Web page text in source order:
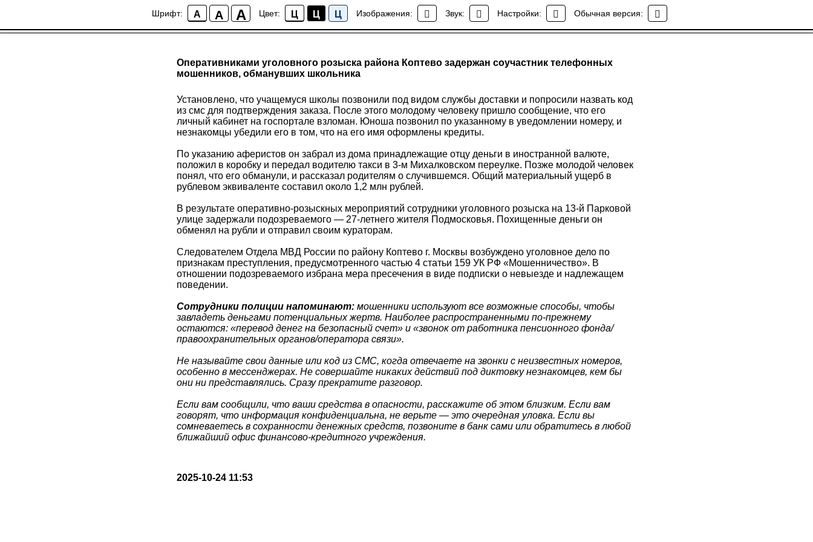
Шрифт: A A A Цвет: Ц Ц Ц Изображения: Звук: Настройки: Обычная версия:
Новости района Коптево
Оперативниками уголовного розыска района Коптево задержан соучастник телефонных
мошенников, обманувших школьника
Установлено, что учащемуся школы позвонили под видом службы доставки и попросили назвать код
из смс для подтверждения заказа. После этого молодому человеку пришло сообщение, что его
личный кабинет на госпортале взломан. Юноша позвонил по указанному в уведомлении номеру, и
незнакомцы убедили его в том, что на его имя оформлены кредиты.
По указанию аферистов он забрал из дома принадлежащие отцу деньги в иностранной валюте,
положил в коробку и передал водителю такси в 3-м Михалковском переулке. Позже молодой человек
понял, что его обманули, и рассказал родителям о случившемся. Общий материальный ущерб в
рублевом эквиваленте составил около 1,2 млн рублей.
В результате оперативно-розыскных мероприятий сотрудники уголовного розыска на 13-й Парковой
улице задержали подозреваемого — 27-летнего жителя Подмосковья. Похищенные деньги он
обменял на рубли и отправил своим кураторам.
Следователем Отдела МВД России по району Коптево г. Москвы возбуждено уголовное дело по
признакам преступления, предусмотренного частью 4 статьи 159 УК РФ «Мошенничество». В
отношении подозреваемого избрана мера пресечения в виде подписки о невыезде и надлежащем
поведении.
Сотрудники полиции напоминают: мошенники используют все возможные способы, чтобы
завладеть деньгами потенциальных жертв. Наиболее распространенными по-прежнему
остаются: «перевод денег на безопасный счет» и «звонок от работника пенсионного фонда/
правоохранительных органов/оператора связи».
Не называйте свои данные или код из СМС, когда отвечаете на звонки с неизвестных номеров,
особенно в мессенджерах. Не совершайте никаких действий под диктовку незнакомцев, кем бы
они ни представлялись. Сразу прекратите разговор.
Если вам сообщили, что ваши средства в опасности, расскажите об этом близким. Если вам
говорят, что информация конфиденциальна, не верьте — это очередная уловка. Если вы
сомневаетесь в сохранности денежных средств, позвоните в банк сами или обратитесь в любой
ближайший офис финансово-кредитного учреждения.
2025-10-24 11:53